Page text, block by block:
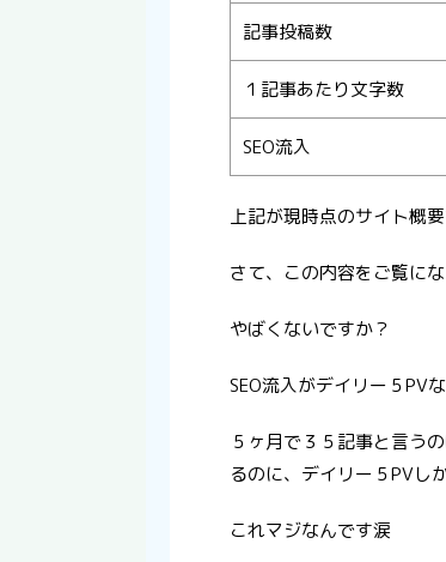
記事投稿数
１記事あたり文字数
SEO流入
上記が現時点のサイト概要
さて、この内容をご覧に
やばくないですか？
SEO流入がデイリー５PVな
５ヶ月で３５記事と言う
るのに、デイリー５PVし
これマジなんです涙